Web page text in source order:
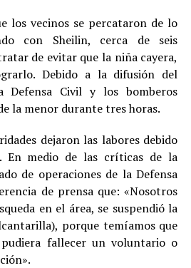
los vecinos se percataron de lo
con Sheilin, cerca de seis
de evitar que la niña cayera,
Debido a la difusión del
Defensa Civil y los bomberos
la menor durante tres horas.
dejaron las labores debido
En medio de las críticas de la
de operaciones de la Defensa
de prensa que: «Nosotros
en el área, se suspendió la
porque temíamos que
fallecer un voluntario o